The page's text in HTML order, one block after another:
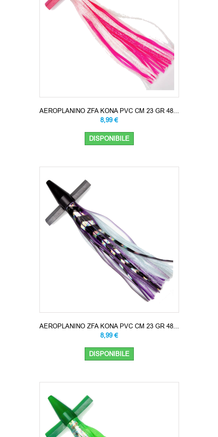
AEROPLANINO ZFA KONA PVC CM 23 GR 48...
8,99 €
DISPONIBILE
AEROPLANINO ZFA KONA PVC CM 23 GR 48...
8,99 €
DISPONIBILE